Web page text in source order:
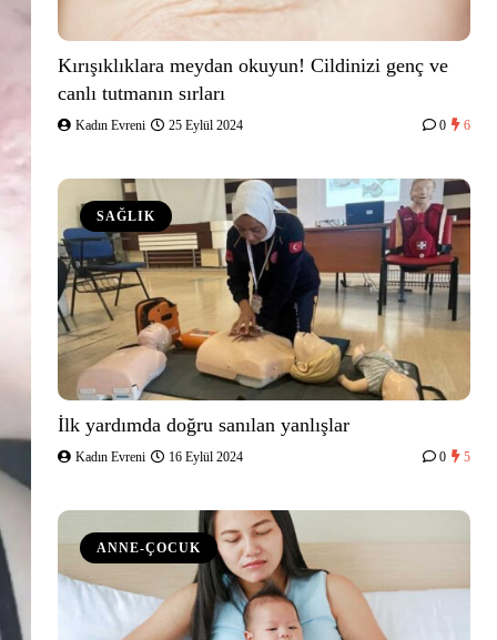
Kırışıklıklara meydan okuyun! Cildinizi genç ve
canlı tutmanın sırları
Kadın Evreni 25 Eylül 2024 0 6
SAĞLIK
İlk yardımda doğru sanılan yanlışlar
Kadın Evreni 16 Eylül 2024 0 5
ANNE-ÇOCUK